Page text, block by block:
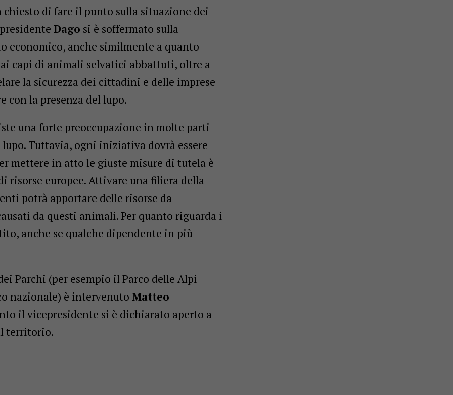
chiesto di fare il punto sulla situazione dei
Dago si è soffermato sulla
economico, anche similmente a quanto
capi di animali selvatici abbattuti, oltre a
la sicurezza dei cittadini e delle imprese
con la presenza del lupo.
una forte preoccupazione in molte parti
Tuttavia, ogni iniziativa dovrà essere
mettere in atto le giuste misure di tutela è
risorse europee. Attivare una filiera della
potrà apportare delle risorse da
da questi animali. Per quanto riguarda i
anche se qualche dipendente in più
Parchi (per esempio il Parco delle Alpi
nazionale) è intervenuto Matteo
il vicepresidente si è dichiarato aperto a
territorio.